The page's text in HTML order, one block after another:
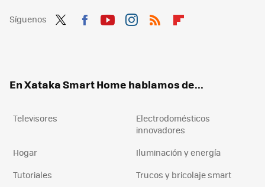
Síguenos
En Xataka Smart Home hablamos de...
Televisores
Electrodomésticos
innovadores
Hogar
Iluminación y energía
Tutoriales
Trucos y bricolaje smart